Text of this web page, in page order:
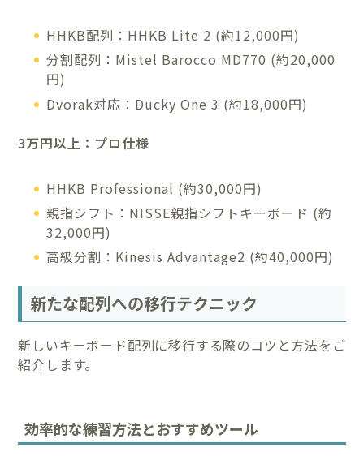
HHKB配列：HHKB Lite 2 (約12,000円)
分割配列：Mistel Barocco MD770 (約20,000
円)
Dvorak対応：Ducky One 3 (約18,000円)
3万円以上：プロ仕様
HHKB Professional (約30,000円)
親指シフト：NISSE親指シフトキーボード (約
32,000円)
高級分割：Kinesis Advantage2 (約40,000円)
新たな配列への移行テクニック
新しいキーボード配列に移行する際のコツと方法をご
紹介します。
効率的な練習方法とおすすめツール